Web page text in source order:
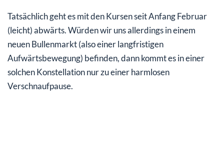
Tatsächlich geht es mit den Kursen seit Anfang Februar
(leicht) abwärts. Würden wir uns allerdings in einem
neuen Bullenmarkt (also einer langfristigen
Aufwärtsbewegung) befinden, dann kommt es in einer
solchen Konstellation nur zu einer harmlosen
Verschnaufpause.